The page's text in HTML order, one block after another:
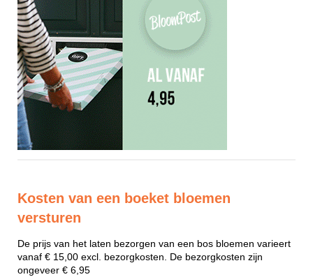
Kosten van een boeket bloemen
versturen
De prijs van het laten bezorgen van een bos bloemen varieert
vanaf € 15,00 excl. bezorgkosten. De bezorgkosten zijn
ongeveer € 6,95